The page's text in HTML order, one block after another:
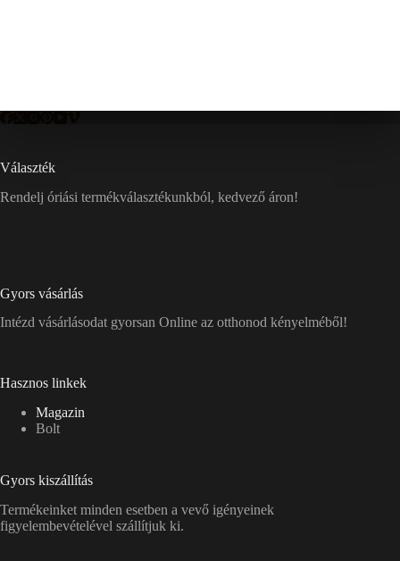
Választék
Rendelj óriási termékválasztékunkból, kedvező áron!
Gyors vásárlás
Intézd vásárlásodat gyorsan Online az otthonod kényelméből!
Hasznos linkek
Magazin
Bolt
Gyors kiszállítás
Termékeinket minden esetben a vevő igényeinek
figyelembevételével szállítjuk ki.